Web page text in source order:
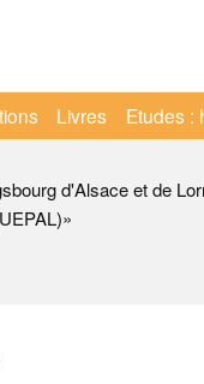
d'Alsace et de
Livres Etudes :